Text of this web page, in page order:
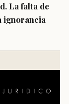
La falta de
ignorancia